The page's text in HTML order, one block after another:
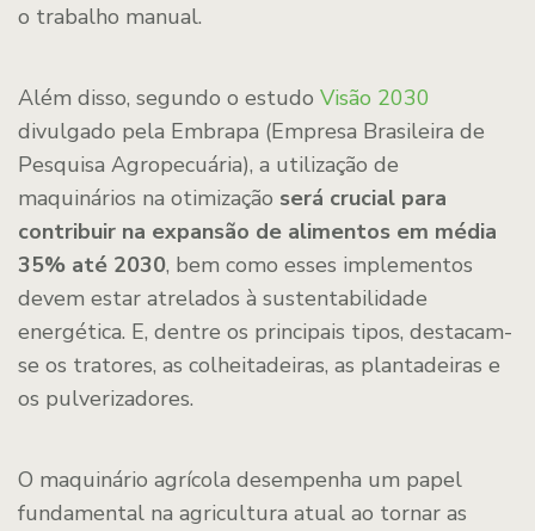
o trabalho manual.
Além disso, segundo o estudo Visão 2030
divulgado pela Embrapa (Empresa Brasileira de
Pesquisa Agropecuária), a utilização de
maquinários na otimização será crucial para
contribuir na expansão de alimentos em média
35% até 2030, bem como esses implementos
devem estar atrelados à sustentabilidade
energética. E, dentre os principais tipos, destacam-
se os tratores, as colheitadeiras, as plantadeiras e
os pulverizadores.
O maquinário agrícola desempenha um papel
fundamental na agricultura atual ao tornar as